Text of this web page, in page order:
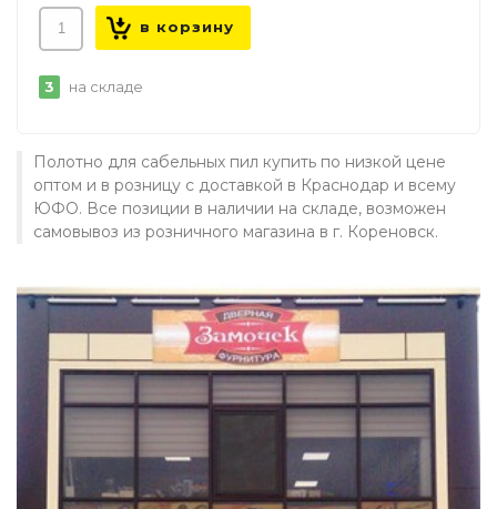
3 на складе
Полотно для сабельных пил купить по низкой цене
оптом и в розницу с доставкой в Краснодар и всему
ЮФО. Все позиции в наличии на складе, возможен
самовывоз из розничного магазина в г. Кореновск.